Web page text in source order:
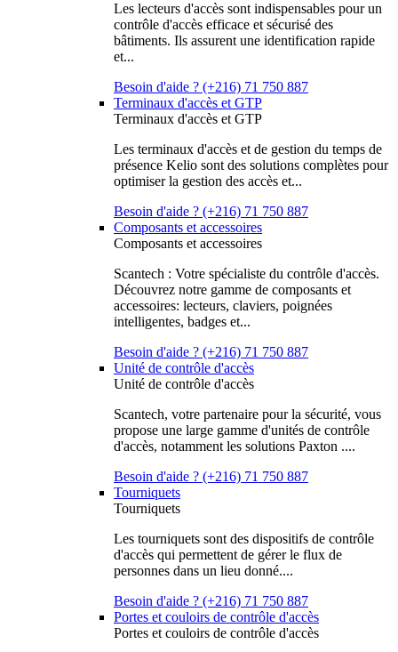
Les lecteurs d'accès sont indispensables pour un
contrôle d'accès efficace et sécurisé des
bâtiments. Ils assurent une identification rapide
et...
Besoin d'aide ? (+216) 71 750 887
Terminaux d'accès et GTP
Terminaux d'accès et GTP
Les terminaux d'accès et de gestion du temps de
présence Kelio sont des solutions complètes pour
optimiser la gestion des accès et...
Besoin d'aide ? (+216) 71 750 887
Composants et accessoires
Composants et accessoires
Scantech : Votre spécialiste du contrôle d'accès.
Découvrez notre gamme de composants et
accessoires: lecteurs, claviers, poignées
intelligentes, badges et...
Besoin d'aide ? (+216) 71 750 887
Unité de contrôle d'accès
Unité de contrôle d'accès
Scantech, votre partenaire pour la sécurité, vous
propose une large gamme d'unités de contrôle
d'accès, notamment les solutions Paxton ....
Besoin d'aide ? (+216) 71 750 887
Tourniquets
Tourniquets
Les tourniquets sont des dispositifs de contrôle
d'accès qui permettent de gérer le flux de
personnes dans un lieu donné....
Besoin d'aide ? (+216) 71 750 887
Portes et couloirs de contrôle d'accès
Portes et couloirs de contrôle d'accès